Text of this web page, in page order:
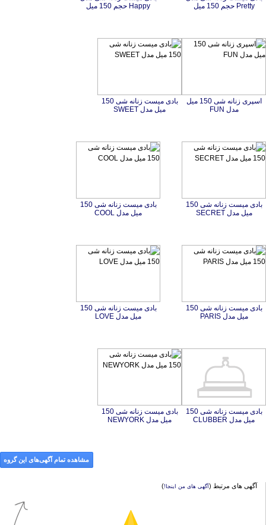
Pretty حجم 150 میل
Happy حجم 150 میل
اسپری زنانه شی 150 میل
مدل FUN
بادی میست زنانه شی 150
میل مدل SWEET
بادی میست زنانه شی 150
میل مدل SECRET
بادی میست زنانه شی 150
میل مدل COOL
بادی میست زنانه شی 150
میل مدل PARIS
بادی میست زنانه شی 150
میل مدل LOVE
بادی میست زنانه شی 150
میل مدل CLUBBER
بادی میست زنانه شی 150
میل مدل NEWYORK
مشاهده تمام آگهی‌های این گروه
آگهی های مرتبط (آگهی های من اینجا!)